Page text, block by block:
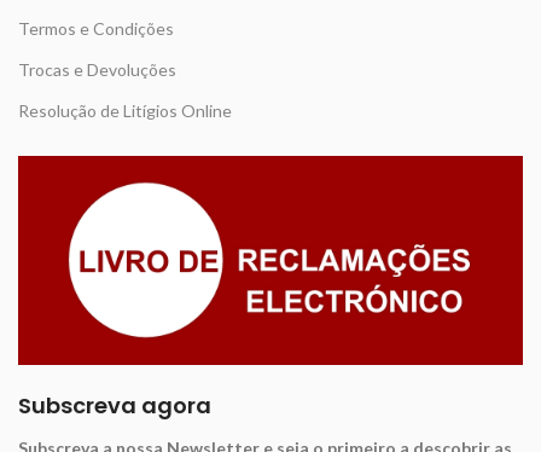
Termos e Condições
Trocas e Devoluções
Resolução de Litígios Online
Subscreva agora
Subscreva a nossa Newsletter e seja o primeiro a descobrir as